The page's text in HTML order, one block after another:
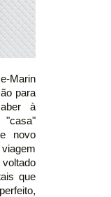
Marin
para
à
novo
que